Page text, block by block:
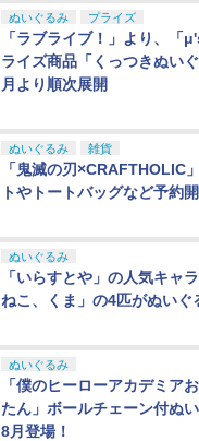
ぬいぐるみ プライズ
「ラブライブ！」より、「
ライズ商品「くっつきぬい
月より順次展開
ぬいぐるみ 雑貨
「鬼滅の刃×CRAFTHOLIC
トやトートバッグなど予約
ぬいぐるみ
「いらすとや」の人気キャ
ねこ、くま」の4匹がぬいぐ
ぬいぐるみ
「僕のヒーローアカデミア
たん」ボールチェーン付ぬ
8月登場！